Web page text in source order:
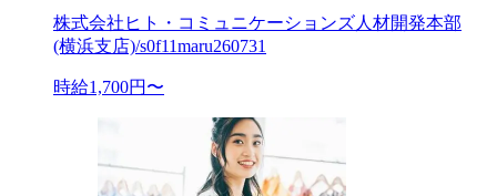
株式会社ヒト・コミュニケーションズ人材開発本部
(横浜支店)/s0f11maru260731
時給1,700円〜